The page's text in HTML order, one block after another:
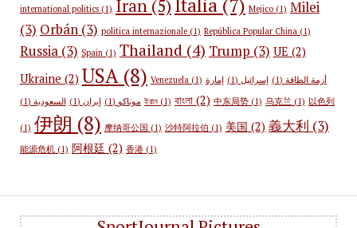
international politics(1) Iran(5) Mejico(1) Milei
(3) Orbán(3) politica internazionale(1) República Popular China (1)
Russia(3) Spain (1) Thailand (4) Trump (3) UE (2)
Ukraine (2) USA(8) Venezuela (1) أزمة الطاقة (1) إسرائيل (1)
إمارة
موناكو (1) إيران (1) السعودية (1) ইরান(1) বাংলা(2) 中东局势(1) 乌克兰 (1) 以色列
(1) 伊朗 (8) 摩纳哥公国 (1) 沙特阿拉伯 (1) 美国 (2) 義大利 (3)
能源危机(1) 阿根廷 (2) 香港(1)